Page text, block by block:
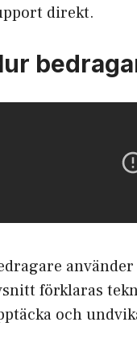
direkt.
förklaras
och